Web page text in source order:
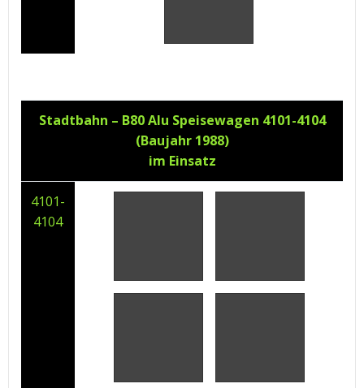
Stadtbahn – B80 Alu Speisewagen 4101-4104
(Baujahr 1988)
im Einsatz
4101-
4104